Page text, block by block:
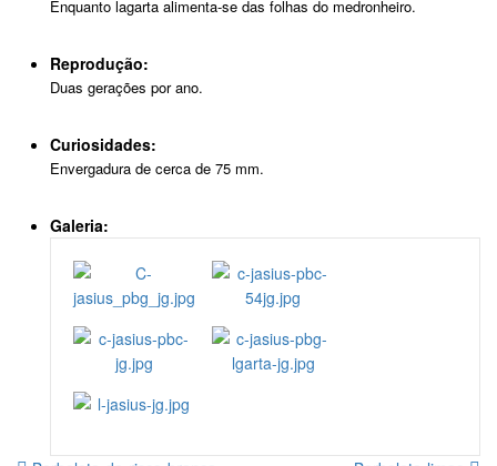
Enquanto lagarta alimenta-se das folhas do medronheiro.
Reprodução:
Duas gerações por ano.
Curiosidades:
Envergadura de cerca de 75 mm.
Galeria: